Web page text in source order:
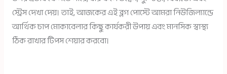
স্ট্রেস দেখা দেয়। তাই, আজকের এই ব্লগ পোস্টে আমরা নিউজিল্যান্ডে
আর্থিক চাপ মোকাবেলার কিছু কার্যকরী উপায় এবং মানসিক স্বাস্থ্য
ঠিক রাখার টিপস শেয়ার করবো।